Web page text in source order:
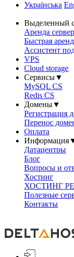
Українська
Выделенный
Аренда
Быстрая
Ассистент
VPS
Cloud storage
Сервисы▼
MySQL CS
Redis CS
Домены▼
Регистрация
Перенос
Оплата
Информация
Датацентры
Блог
Вопросы и
Хостинг
ХОСТИНГ
Полезные
Контакты